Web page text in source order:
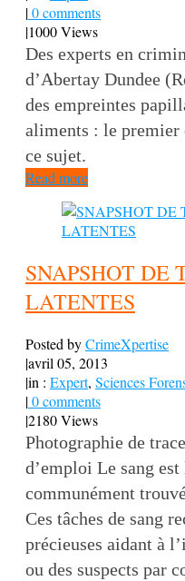
|0 comments
|1000 Views
Des experts en
d’Abertay Dundee
des empreintes
aliments : le premier
ce sujet.
Read more
SNAPSHOT DE
LATENTES
Posted byCrimeXpertise
|avril 05, 2013
|in : Expert, Sciences
|0 comments
|2180 Views
Photographie de
d’emploi Le sang
communément
Ces tâches de sang
précieuses aidant à
ou des suspects par